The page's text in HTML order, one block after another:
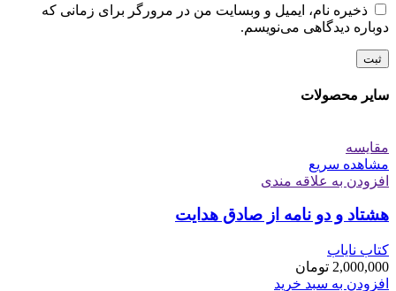
ذخیره نام، ایمیل و وبسایت من در مرورگر برای زمانی که
دوباره دیدگاهی می‌نویسم.
سایر محصولات
مقایسه
مشاهده سریع
افزودن به علاقه مندی
هشتاد و دو نامه از صادق هدایت
کتاب نایاب
2,000,000 تومان
افزودن به سبد خرید